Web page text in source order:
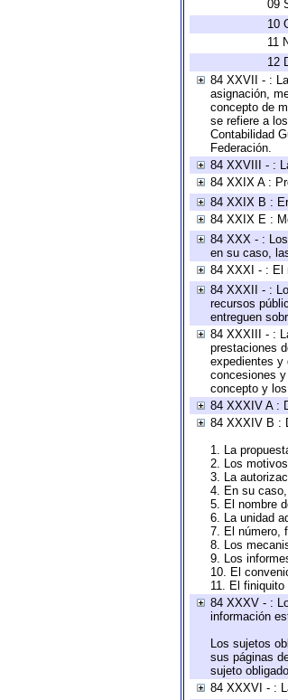
09
10
11
12
84 XXVII - :
asignación,
concepto de
se refiere a
Contabilidad
Federación.
84 XXVIII - :
84 XXIX A :
84 XXIX B :
84 XXIX E :
84 XXX - :
en su caso,
84 XXXI - : El
84 XXXII - :
recursos
entreguen
84 XXXIII - :
prestaciones
expedientes y
concesiones
concepto y
84 XXXIV A :
84 XXXIV B :
1. La
2. Los
3. La
4. En su
5. El nombre
6. La unidad
7. El número,
8. Los
9. Los
10. El
11. El finiquito
84 XXXV - :
información
Los sujetos
sus páginas
sujeto
84 XXXVI - :